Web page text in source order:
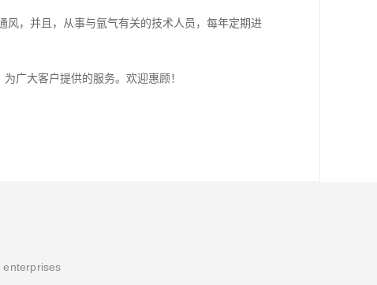
，并且，从事与氩气有关的技术人员，每年定期进
广大客户提供的服务。欢迎惠顾！
enterprises